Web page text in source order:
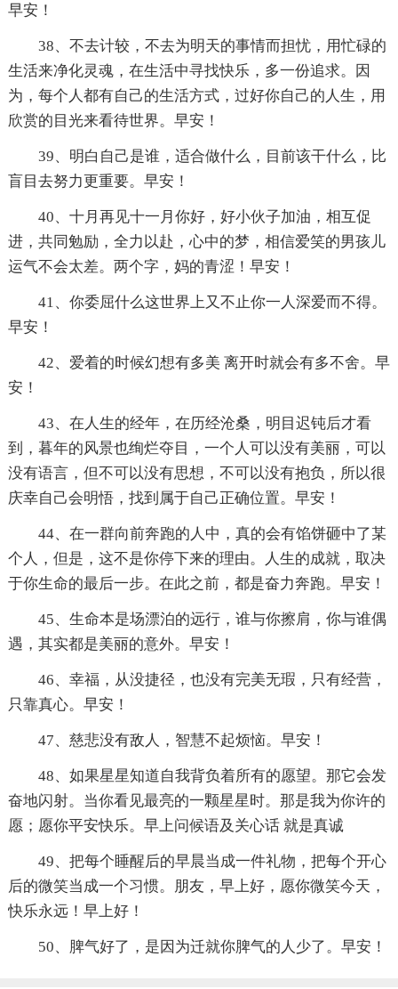
早安！
38、不去计较，不去为明天的事情而担忧，用忙碌的
生活来净化灵魂，在生活中寻找快乐，多一份追求。因
为，每个人都有自己的生活方式，过好你自己的人生，用
欣赏的目光来看待世界。早安！
39、明白自己是谁，适合做什么，目前该干什么，比
盲目去努力更重要。早安！
40、十月再见十一月你好，好小伙子加油，相互促
进，共同勉励，全力以赴，心中的梦，相信爱笑的男孩儿
运气不会太差。两个字，妈的青涩！早安！
41、你委屈什么这世界上又不止你一人深爱而不得。
早安！
42、爱着的时候幻想有多美 离开时就会有多不舍。早
安！
43、在人生的经年，在历经沧桑，明目迟钝后才看
到，暮年的风景也绚烂夺目，一个人可以没有美丽，可以
没有语言，但不可以没有思想，不可以没有抱负，所以很
庆幸自己会明悟，找到属于自己正确位置。早安！
44、在一群向前奔跑的人中，真的会有馅饼砸中了某
个人，但是，这不是你停下来的理由。人生的成就，取决
于你生命的最后一步。在此之前，都是奋力奔跑。早安！
45、生命本是场漂泊的远行，谁与你擦肩，你与谁偶
遇，其实都是美丽的意外。早安！
46、幸福，从没捷径，也没有完美无瑕，只有经营，
只靠真心。早安！
47、慈悲没有敌人，智慧不起烦恼。早安！
48、如果星星知道自我背负着所有的愿望。那它会发
奋地闪射。当你看见最亮的一颗星星时。那是我为你许的
愿；愿你平安快乐。早上问候语及关心话 就是真诚
49、把每个睡醒后的早晨当成一件礼物，把每个开心
后的微笑当成一个习惯。朋友，早上好，愿你微笑今天，
快乐永远！早上好！
50、脾气好了，是因为迁就你脾气的人少了。早安！